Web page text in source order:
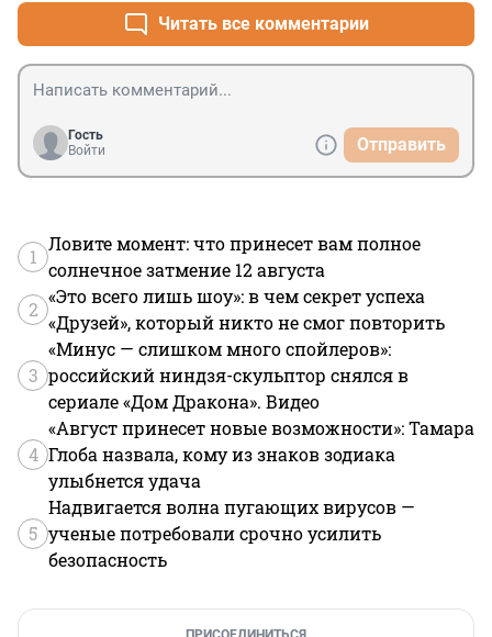
Читать все комментарии
Гость
Войти
Отправить
1
Ловите момент: что принесет вам полное
солнечное затмение 12 августа
2
«Это всего лишь шоу»: в чем секрет успеха
«Друзей», который никто не смог повторить
3
«Минус — слишком много спойлеров»:
российский ниндзя-скульптор снялся в
сериале «Дом Дракона». Видео
4
«Август принесет новые возможности»: Тамара
Глоба назвала, кому из знаков зодиака
улыбнется удача
5
Надвигается волна пугающих вирусов —
ученые потребовали срочно усилить
безопасность